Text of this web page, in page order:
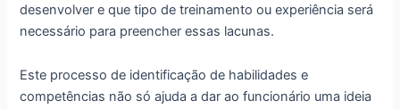
desenvolver e que tipo de treinamento ou experiência será
necessário para preencher essas lacunas.
Este processo de identificação de habilidades e
competências não só ajuda a dar ao funcionário uma ideia